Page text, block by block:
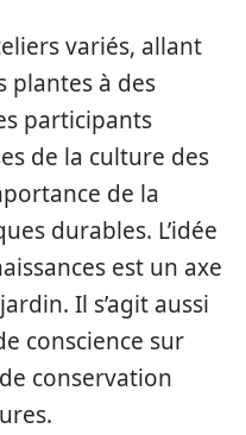
variés, allant
plantes à des
participants
de la culture des
de la
durables. L’idée
est un axe
Il s’agit aussi
conscience sur
conservation